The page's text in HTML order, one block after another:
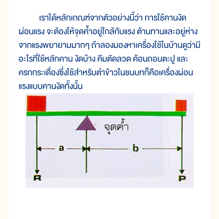
เราได้หลักเกณฑ์จากตัวอย่างนี้ว่า การใช้คานงัด
ผ่อนแรง จะต้องให้จุดค้ำอยู่ใกล้กับแรง ต้านทานและอยู่ห่าง
จากแรงพยายามมากๆ ถ้าลองมองหาเครื่องใช้ในบ้านดูว่ามี
อะไรที่ใช้หลักคาน งัดบ้าง คีมตัดลวด ค้อนถอนตะปู และ
ครกกระเดื่องซึ่งใช้สำหรับตำข้าวในชนบทก็คือเครื่องผ่อน
แรงแบบคานงัดทั้งนั้น